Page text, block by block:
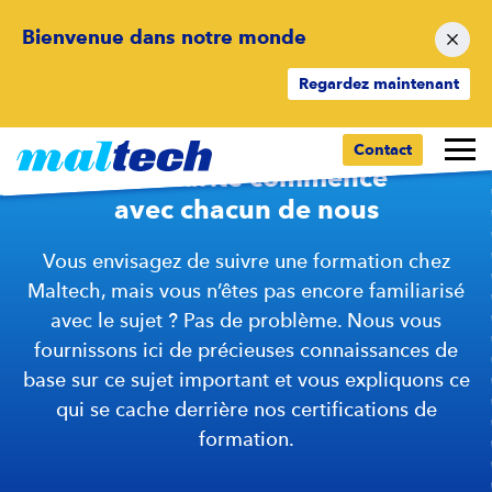
Bienvenue dans notre monde
Regardez maintenant
Contact
La sécurité commence
avec chacun de nous
Vous envisagez de suivre une formation chez
Maltech, mais vous n’êtes pas encore familiarisé
avec le sujet ? Pas de problème. Nous vous
fournissons ici de précieuses connaissances de
base sur ce sujet important et vous expliquons ce
qui se cache derrière nos certifications de
formation.